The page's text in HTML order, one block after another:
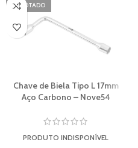
ESGOTADO
Chave de Biela Tipo L 17mm
Aço Carbono – Nove54
PRODUTO INDISPONÍVEL